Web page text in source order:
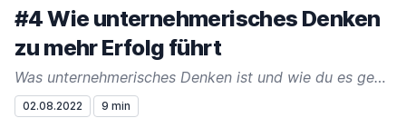
#4 Wie unternehmerisches Denken
zu mehr Erfolg führt
Was unternehmerisches Denken ist und wie du es gezielt einsetzt
02.08.2022 9 min